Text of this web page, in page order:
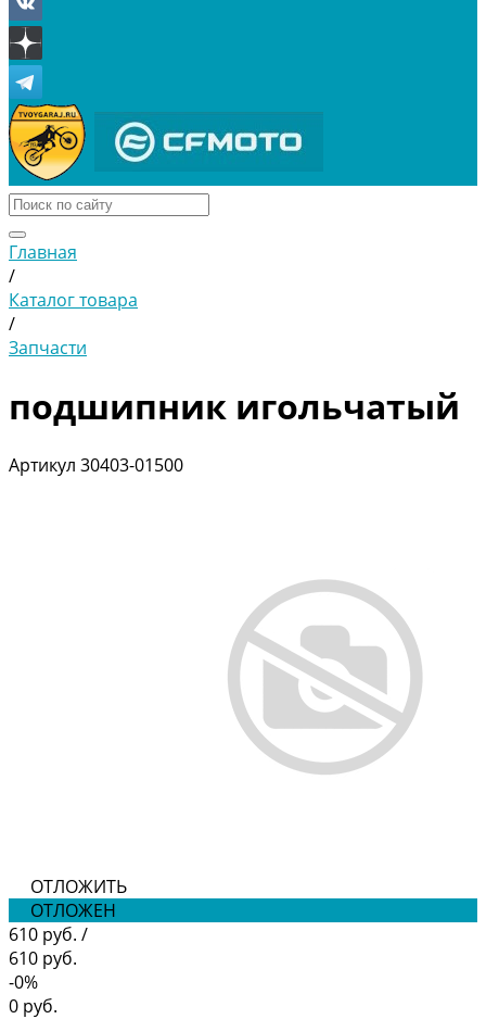
Главная
/
Каталог товара
/
Запчасти
подшипник игольчатый
Артикул 30403-01500
ОТЛОЖИТЬ
ОТЛОЖЕН
610 руб. /
610 руб.
-0%
0 руб.